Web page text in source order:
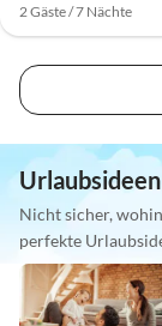
2 Gäste / 7 Nächte
Urlaubsideen
Nicht sicher,
perfekte